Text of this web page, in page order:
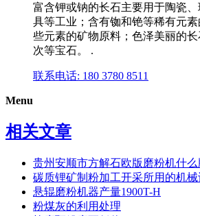
富含钾或钠的长石主要用于陶瓷
具等工业；含有铷和铯等稀有元
些元素的矿物原料；色泽美丽的
次等宝石。 .
联系电话: 180 3780 8511
Menu
相关文章
贵州安顺市方解石欧版磨粉机什
碳质锂矿制粉加工开采所用的机械
悬辊磨粉机器产量1900T-H
粉煤灰的利用处理